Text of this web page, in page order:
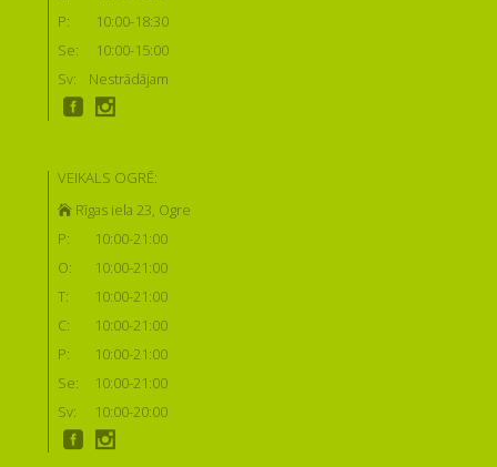
P:
10:00-18:30
Se:
10:00-15:00
Sv:
Nestrādājam
VEIKALS OGRĒ:
Rīgas iela 23, Ogre
P:
10:00-21:00
O:
10:00-21:00
T:
10:00-21:00
C:
10:00-21:00
P:
10:00-21:00
Se:
10:00-21:00
Sv:
10:00-20:00